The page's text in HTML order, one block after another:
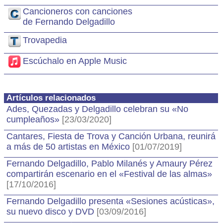
Cancioneros con canciones
de Fernando Delgadillo
Trovapedia
Escúchalo en Apple Music
Artículos relacionados
Ades, Quezadas y Delgadillo celebran su «No
cumpleaños» [23/03/2020]
Cantares, Fiesta de Trova y Canción Urbana, reunirá
a más de 50 artistas en México [01/07/2019]
Fernando Delgadillo, Pablo Milanés y Amaury Pérez
compartirán escenario en el «Festival de las almas»
[17/10/2016]
Fernando Delgadillo presenta «Sesiones acústicas»,
su nuevo disco y DVD [03/09/2016]